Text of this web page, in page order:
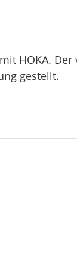
HOKA. Der
gestellt.